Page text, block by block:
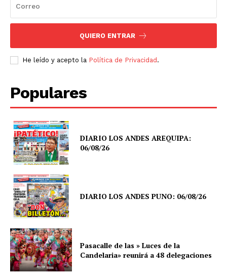
QUIERO ENTRAR
He leído y acepto la Política de Privacidad .
Populares
DIARIO LOS ANDES AREQUIPA:
06/08/26
DIARIO LOS ANDES PUNO: 06/08/26
Pasacalle de las » Luces de la
Candelaria» reunirá a 48 delegaciones